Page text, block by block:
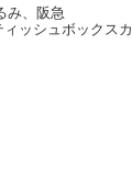
み、阪急
ッシュボックスカ